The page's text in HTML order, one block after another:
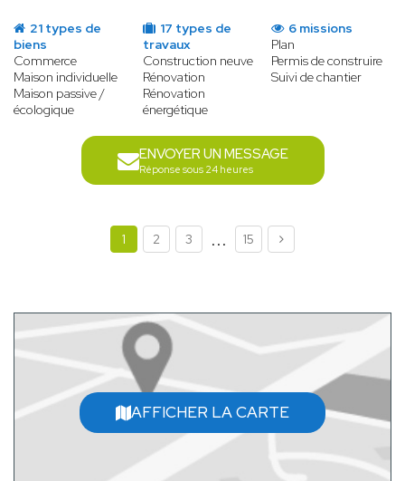
21 types de
biens
Commerce
Maison individuelle
Maison passive /
écologique
17 types de
travaux
Construction neuve
Rénovation
Rénovation
énergétique
6 missions
Plan
Permis de construire
Suivi de chantier
ENVOYER UN MESSAGE
Réponse sous 24 heures
1 2 3 ... 15
AFFICHER LA CARTE